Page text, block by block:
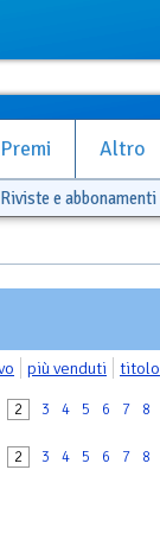
Premi Altro
Riviste e abbonamenti
più venduti titolo
2 3 4 5 6 7 8
2 3 4 5 6 7 8